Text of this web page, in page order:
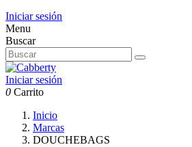
Iniciar sesión
Menu
Buscar
Iniciar sesión
0 Carrito
Inicio
Marcas
DOUCHEBAGS